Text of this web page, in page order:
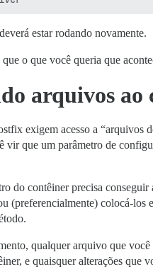
estar rodando novamente.
o que você queria que
arquivos
exigem acesso a “arquivos
vir que um parâmetro de
do contêiner precisa
(preferencialmente) colocá-
qualquer arquivo que você
e quaisquer alterações que